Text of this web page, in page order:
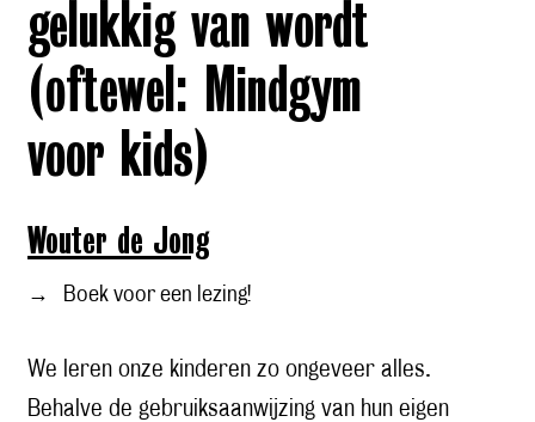
gelukkig van wordt
(oftewel: Mindgym
voor kids)
Wouter de Jong
→ Boek voor een lezing!
We leren onze kinderen zo ongeveer alles.
Behalve de gebruiksaanwijzing van hun eigen